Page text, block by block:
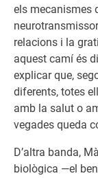
els mecanismes
relacions i la
aquest camí és
explicar que,
diferents, totes
amb la salut o
vegades queda
D’altra banda,
biològica —el